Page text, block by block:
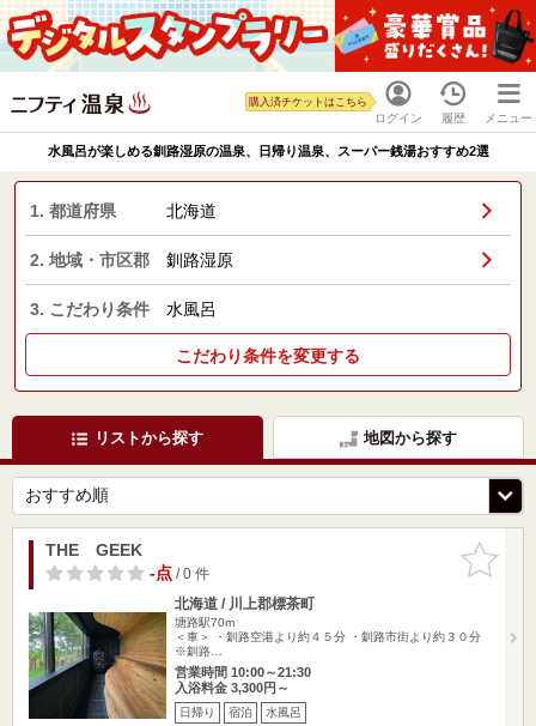
ログイン
購入済チケットはこちら
履歴 メニュー
水風呂が楽しめる釧路湿原の温泉、日帰り温泉、スーパー銭湯おすすめ2選
1. 都道府県 北海道
2. 地域・市区郡 釧路湿原
3. こだわり条件 水風呂
こだわり条件を変更する
リストから探す 地図から探す
お気に入
りに追加
THE GEEK
-点/ 0 件
北海道 / 川上郡標茶町
塘路駅70m
＜車＞ ・釧路空港より約４５分 ・釧路市街より約３０分
※釧路…
営業時間 10:00～21:30
入浴料金 3,300円～
日帰り 宿泊 水風呂